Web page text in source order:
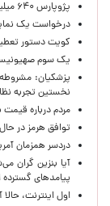
پژوپارس ۶۴۰ میلیون تومان شد/ جدول قیمت مدل‌های مختلف خودرو
درخواست یک
کویت دستور
یک‌ سوم
پزشکیان:
نخستین تجربه
مردم درباره
توافق هرمز در
دردسر همزمان
آیا بنزین گران
پیامدهای
اول اینترنت،